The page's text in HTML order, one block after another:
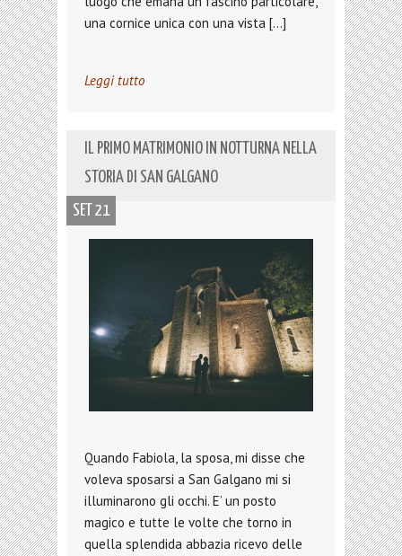
una cornice unica con una vista […]
Leggi tutto
IL PRIMO MATRIMONIO IN NOTTURNA NELLA
STORIA DI SAN GALGANO
SET 21
Quando Fabiola, la sposa, mi disse che
voleva sposarsi a San Galgano mi si
illuminarono gli occhi. E’ un posto
magico e tutte le volte che torno in
quella splendida abbazia ricevo delle